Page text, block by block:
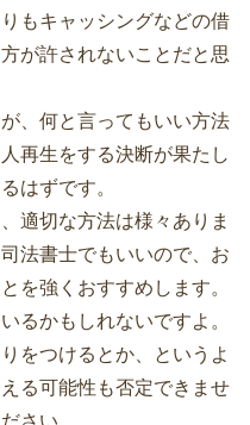
もキャッシングなどの借
が許されないことだと思
、何と言ってもいい方法
再生をする決断が果たし
はずです。
適切な方法は様々ありま
法書士でもいいので、お
を強くおすすめします。
るかもしれないですよ。
をつけるとか、というよ
る可能性も否定できませ